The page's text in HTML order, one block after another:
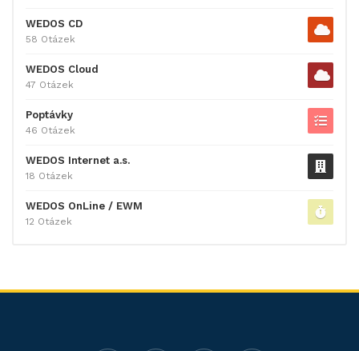
WEDOS CD
58 Otázek
WEDOS Cloud
47 Otázek
Poptávky
46 Otázek
WEDOS Internet a.s.
18 Otázek
WEDOS OnLine / EWM
12 Otázek